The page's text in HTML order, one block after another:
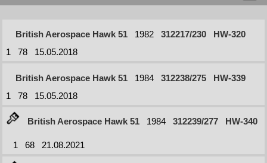
British Aerospace Hawk 51 1982 312217/230
HW-320
1
78 15.05.2018
British Aerospace Hawk 51 1984 312238/275
HW-339
1
78 15.05.2018
British Aerospace Hawk 51 1984 312239/277 HW-340
1 68 21.08.2021